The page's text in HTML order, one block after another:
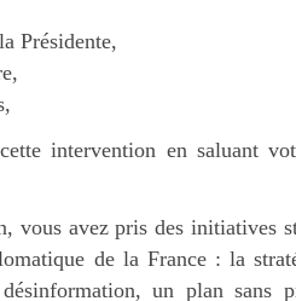
Présidente,
intervention en saluant
vous avez pris des initiatives
de la France : la
un plan sans